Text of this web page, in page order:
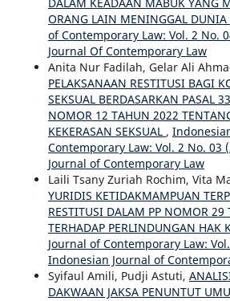
ORANG LAIN MENINGGAL DUNIA
of Contemporary Law: Vol. 2 No.
Journal Of Contemporary Law
Anita Nur Fadilah, Gelar Ali
PELAKSANAAN RESTITUSI BAGI
SEKSUAL BERDASARKAN PASAL
NOMOR 12 TAHUN 2022
KEKERASAN SEKSUAL ,
Contemporary Law: Vol. 2 No. 03
Journal of Contemporary Law
Laili Tsany Zuriah Rochim, Vita
YURIDIS KETIDAKMAMPUAN
RESTITUSI DALAM PP NOMOR 29
TERHADAP PERLINDUNGAN HAK
Journal of Contemporary Law:
Indonesian Journal of
Syifaul Amili, Pudji Astuti,
DAKWAAN JAKSA PENUNTUT